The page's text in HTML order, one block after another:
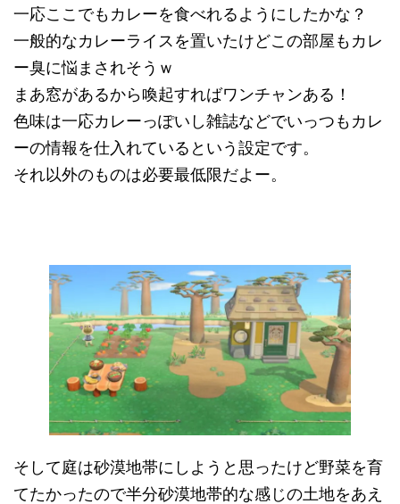
一応ここでもカレーを食べれるようにしたかな？
一般的なカレーライスを置いたけどこの部屋もカレ
ー臭に悩まされそうｗ
まあ窓があるから喚起すればワンチャンある！
色味は一応カレーっぽいし雑誌などでいっつもカレ
ーの情報を仕入れているという設定です。
それ以外のものは必要最低限だよー。
そして庭は砂漠地帯にしようと思ったけど野菜を育
てたかったので半分砂漠地帯的な感じの土地をあえ